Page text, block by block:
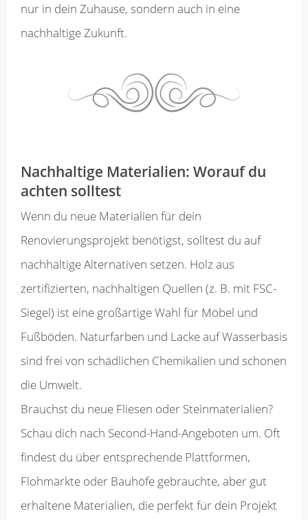
nur in dein Zuhause, sondern auch in eine
nachhaltige Zukunft.
Nachhaltige Materialien: Worauf du
achten solltest
Wenn du neue Materialien für dein
Renovierungsprojekt benötigst, solltest du auf
nachhaltige Alternativen setzen. Holz aus
zertifizierten, nachhaltigen Quellen (z. B. mit FSC-
Siegel) ist eine großartige Wahl für Möbel und
Fußböden. Naturfarben und Lacke auf Wasserbasis
sind frei von schädlichen Chemikalien und schonen
die Umwelt.
Brauchst du neue Fliesen oder Steinmaterialien?
Schau dich nach Second-Hand-Angeboten um. Oft
findest du über entsprechende Plattformen,
Flohmärkte oder Bauhöfe gebrauchte, aber gut
erhaltene Materialien, die perfekt für dein Projekt